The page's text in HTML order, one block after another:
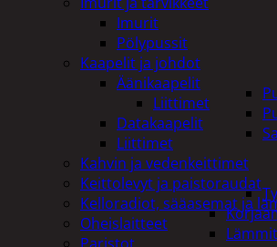
Imurit
Pölypussit
Kaapelit ja johdot
Äänikaapelit
Liittimet
Datakaapelit
Liittimet
Kahvin ja vedenkeittimet
Keittolevyt ja paistoraudat
Kelloradiot, sääasemat ja
Oheislaitteet